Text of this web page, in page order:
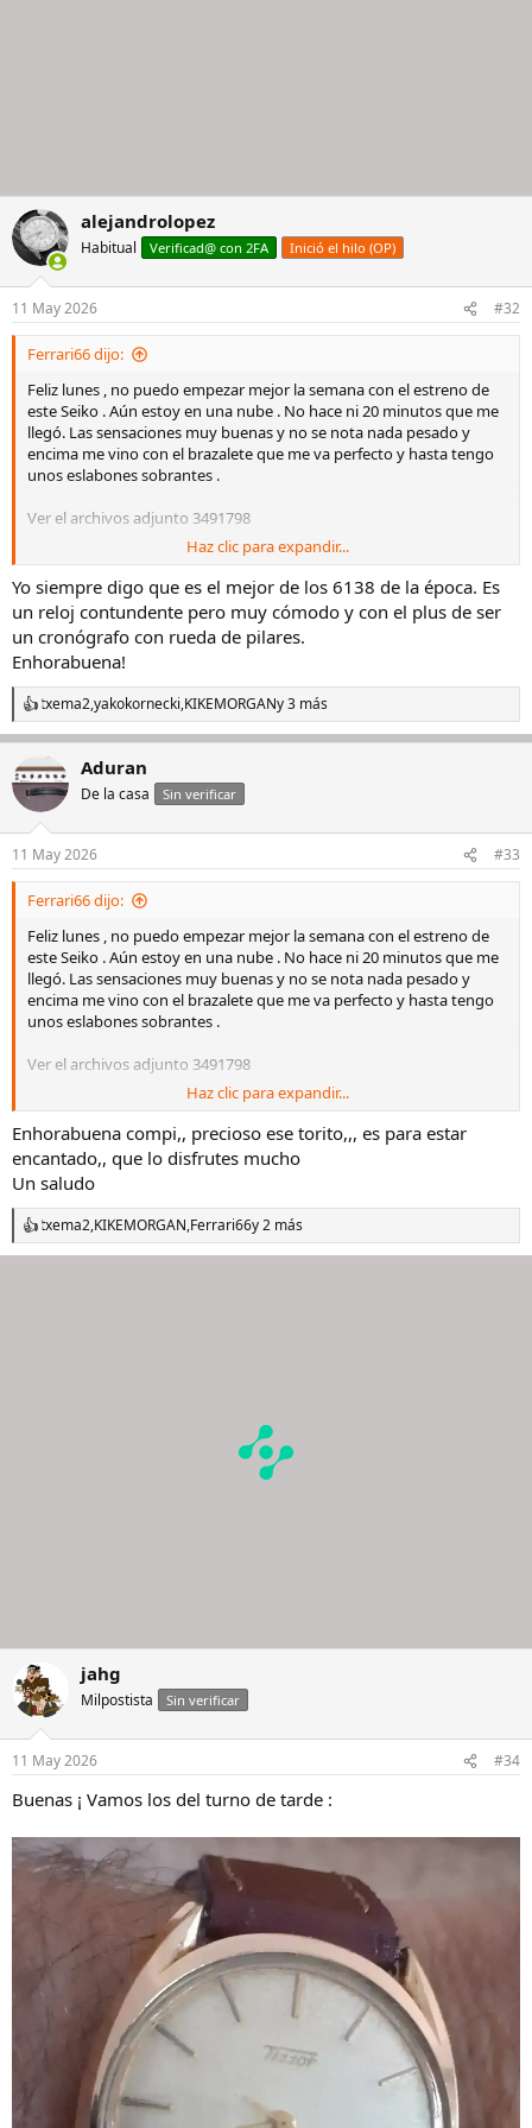
alejandrolopez
Habitual Verificad@ con 2FA Inició el hilo (OP)
11 May 2026 #32
Ferrari66 dijo:
Feliz lunes , no puedo empezar mejor la semana con el estreno de
este Seiko . Aún estoy en una nube . No hace ni 20 minutos que me
llegó. Las sensaciones muy buenas y no se nota nada pesado y
encima me vino con el brazalete que me va perfecto y hasta tengo
unos eslabones sobrantes .
Ver el archivos adjunto 3491798
Ver el archivos adjunto 3491799
Haz clic para expandir...
Yo siempre digo que es el mejor de los 6138 de la época. Es
un reloj contundente pero muy cómodo y con el plus de ser
un cronógrafo con rueda de pilares.
Enhorabuena!
R
e
a
c
c
i
e
s
txema2,yakokornecki,KIKEMORGANy 3 más
Aduran
De la casa Sin verificar
11 May 2026 #33
Ferrari66 dijo:
Feliz lunes , no puedo empezar mejor la semana con el estreno de
este Seiko . Aún estoy en una nube . No hace ni 20 minutos que me
llegó. Las sensaciones muy buenas y no se nota nada pesado y
encima me vino con el brazalete que me va perfecto y hasta tengo
unos eslabones sobrantes .
Ver el archivos adjunto 3491798
Ver el archivos adjunto 3491799
Haz clic para expandir...
Enhorabuena compi,, precioso ese torito,,, es para estar
encantado,, que lo disfrutes mucho
Un saludo
R
e
txema2,KIKEMORGAN,Ferrari66y 2 más
jahg
Milpostista Sin verificar
11 May 2026 #34
Buenas ¡ Vamos los del turno de tarde :